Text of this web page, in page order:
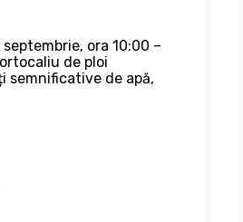
ora 10:00 –
de ploi
semnificative de apă,